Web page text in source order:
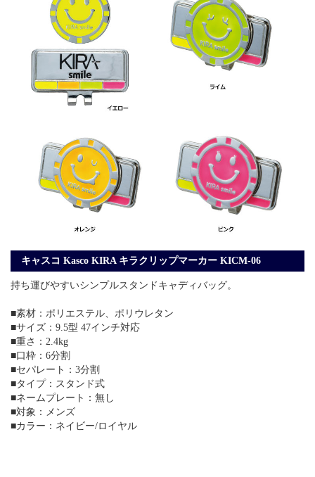
キャスコ Kasco KIRA キラクリップマーカー KICM-06
持ち運びやすいシンプルスタンドキャディバッグ。
■素材：ポリエステル、ポリウレタン
■サイズ：9.5型 47インチ対応
■重さ：2.4kg
■口枠：6分割
■セパレート：3分割
■タイプ：スタンド式
■ネームプレート：無し
■対象：メンズ
■カラー：ネイビー/ロイヤル